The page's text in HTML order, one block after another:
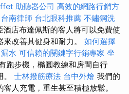
助聽器公司 高效的網路行銷方
台南律師 台北眼科推薦 不鏽鋼洗
酒店布達佩斯的客人將可以免費使
改善其健身和耐力。 如何選擇
水 可信賴的關鍵字行銷專家 坐
跑步機，橢圓教練和房間自行
。 士林撥筋療法 台中外燴 我們的
人充電，重生甚至積極放鬆。